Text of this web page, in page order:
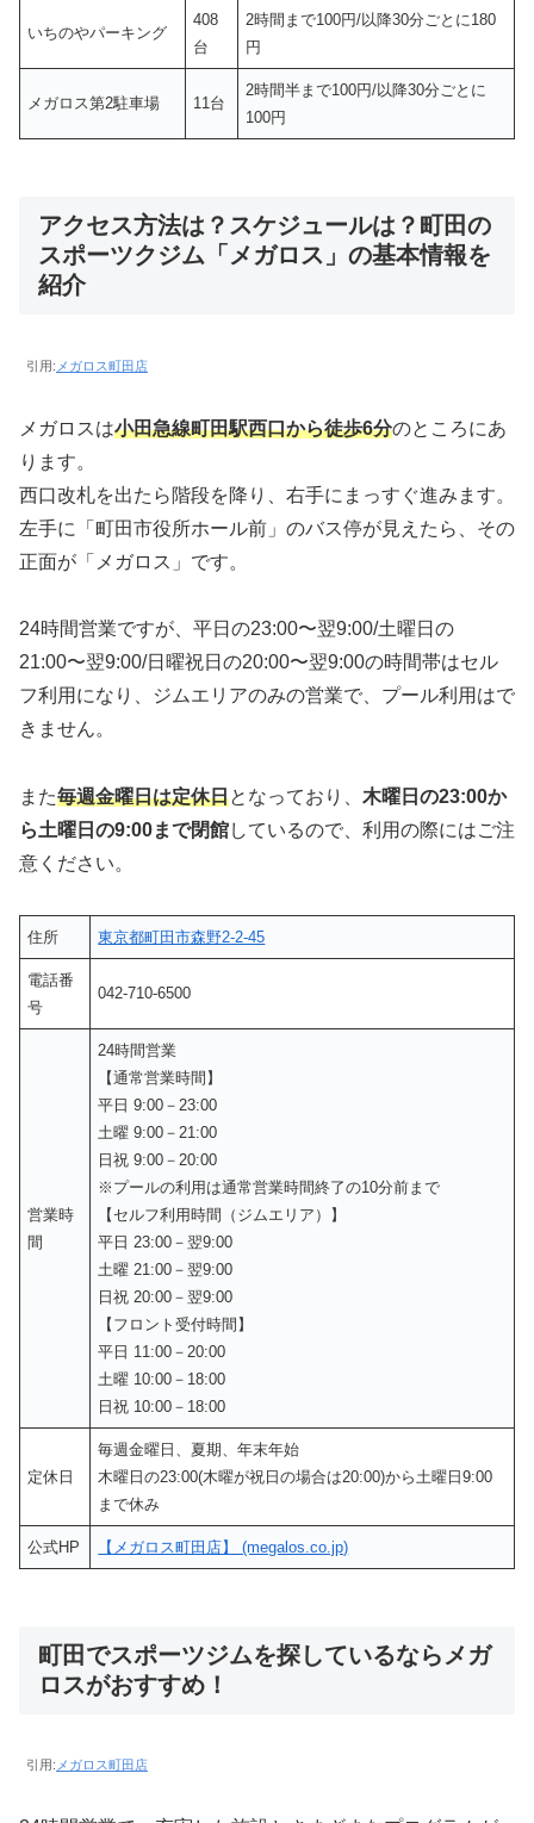
いちのやパーキング
408
台
2時間まで100円/以降30分ごとに180
円
メガロス第2駐車場 11台
2時間半まで100円/以降30分ごとに
100円
アクセス方法は？スケジュールは？町田の
スポーツクジム「メガロス」の基本情報を
紹介
引用: メガロス町田店
メガロスは小田急線町田駅西口から徒歩6分のところにあ
ります。
西口改札を出たら階段を降り、右手にまっすぐ進みます。
左手に「町田市役所ホール前」のバス停が見えたら、その
正面が「メガロス」です。
24時間営業ですが、平日の23:00〜翌9:00/土曜日の
21:00〜翌9:00/日曜祝日の20:00〜翌9:00の時間帯はセル
フ利用になり、ジムエリアのみの営業で、プール利用はで
きません。
また毎週金曜日は定休日となっており、 木曜日の23:00か
ら土曜日の9:00まで閉館しているので、利用の際にはご注
意ください。
住所 東京都町田市森野2-2-45
電話番
号
042-710-6500
営業時
間
24時間営業
【通常営業時間】
平日 9:00－23:00
土曜 9:00－21:00
日祝 9:00－20:00
※プールの利用は通常営業時間終了の10分前まで
【セルフ利用時間（ジムエリア）】
平日 23:00－翌9:00
土曜 21:00－翌9:00
日祝 20:00－翌9:00
【フロント受付時間】
平日 11:00－20:00
土曜 10:00－18:00
日祝 10:00－18:00
定休日
毎週金曜日、夏期、年末年始
木曜日の23:00(木曜が祝日の場合は20:00)から土曜日9:00
まで休み
公式HP 【メガロス町田店】 (megalos.co.jp)
町田でスポーツジムを探しているならメガ
ロスがおすすめ！
引用: メガロス町田店